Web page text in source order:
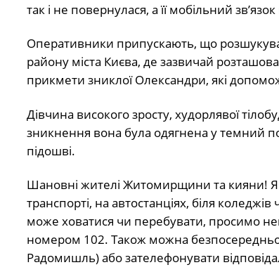
так і не повернулася, а її мобільний
Оперативники припускають, що
району міста Києва, де зазвичай
прикмети зниклої Олександри, які
Дівчина високого зросту, худорлявої
зникнення вона була одягнена у темний
підошві.
Шановні жителі Житомирщини та кияни!
транспорті, на автостанціях, біля
може ховатися чи перебувати, просимо
номером 102. Також можна безпосередньо
Радомишль) або зателефонувати